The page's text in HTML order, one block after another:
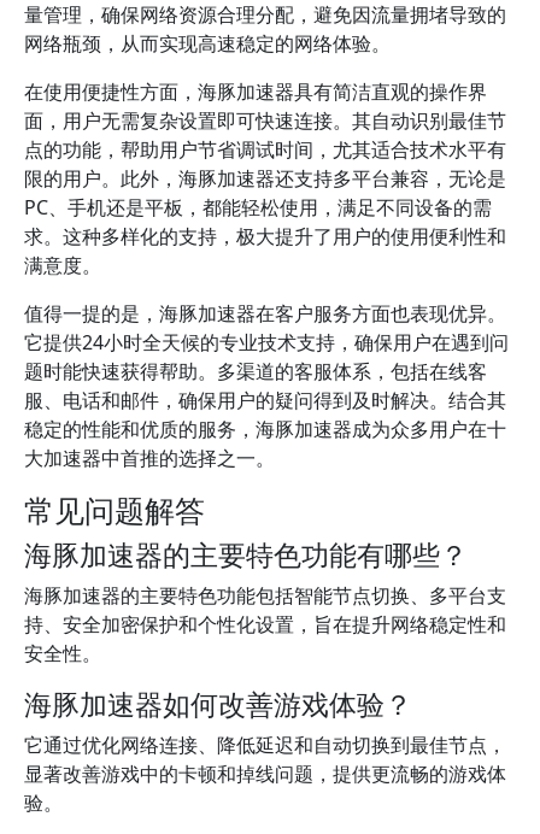
量管理，确保网络资源合理分配，避免因流量拥堵导致的
网络瓶颈，从而实现高速稳定的网络体验。
在使用便捷性方面，海豚加速器具有简洁直观的操作界
面，用户无需复杂设置即可快速连接。其自动识别最佳节
点的功能，帮助用户节省调试时间，尤其适合技术水平有
限的用户。此外，海豚加速器还支持多平台兼容，无论是
PC、手机还是平板，都能轻松使用，满足不同设备的需
求。这种多样化的支持，极大提升了用户的使用便利性和
满意度。
值得一提的是，海豚加速器在客户服务方面也表现优异。
它提供24小时全天候的专业技术支持，确保用户在遇到问
题时能快速获得帮助。多渠道的客服体系，包括在线客
服、电话和邮件，确保用户的疑问得到及时解决。结合其
稳定的性能和优质的服务，海豚加速器成为众多用户在十
大加速器中首推的选择之一。
常见问题解答
海豚加速器的主要特色功能有哪些？
海豚加速器的主要特色功能包括智能节点切换、多平台支
持、安全加密保护和个性化设置，旨在提升网络稳定性和
安全性。
海豚加速器如何改善游戏体验？
它通过优化网络连接、降低延迟和自动切换到最佳节点，
显著改善游戏中的卡顿和掉线问题，提供更流畅的游戏体
验。